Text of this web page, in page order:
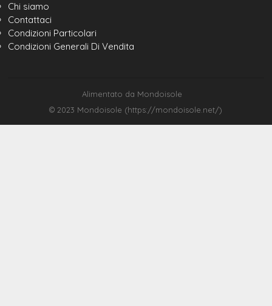
Chi siamo
Contattaci
Condizioni Particolari
Condizioni Generali Di Vendita
© 2023 Mondoisole (https://mondoisole.net/)
Alimentato da Mondoisole